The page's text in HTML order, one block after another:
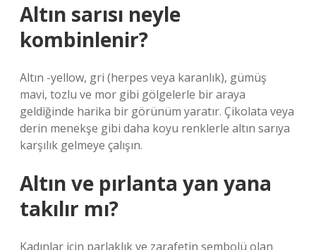
Altın sarısı neyle
kombinlenir?
Altın -yellow, gri (herpes veya karanlık), gümüş
mavi, tozlu ve mor gibi gölgelerle bir araya
geldiğinde harika bir görünüm yaratır. Çikolata veya
derin menekşe gibi daha koyu renklerle altın sarıya
karşılık gelmeye çalışın.
Altın ve pırlanta yan yana
takılır mı?
Kadınlar için parlaklık ve zarafetin sembolü olan